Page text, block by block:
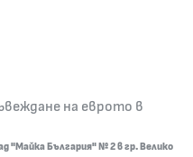
на еврото в
зала, площад
"Майка България" № 2 в гр. Велико